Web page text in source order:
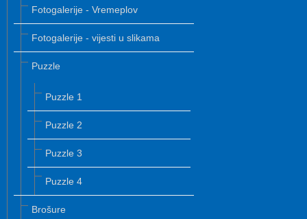
Fotogalerije - Vremeplov
Fotogalerije - vijesti u slikama
Puzzle
Puzzle 1
Puzzle 2
Puzzle 3
Puzzle 4
Brošure